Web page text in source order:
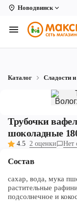
Новодвинск
Вологда
Архангельск
Коряжма
Котлас
Новодвинск
Рыбинск
Каталог Сладости
Трубочки
шоколадные
4.5 2 оценки Нет
Состав
сахар, вода, мука
растительные
подсолнечное и